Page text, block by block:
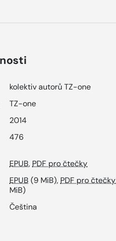
kolektiv autorů TZ-one
TZ-one
2014
476
EPUB, PDF pro čtečky
EPUB (9 MiB), PDF pro čtečky
MiB)
Čeština